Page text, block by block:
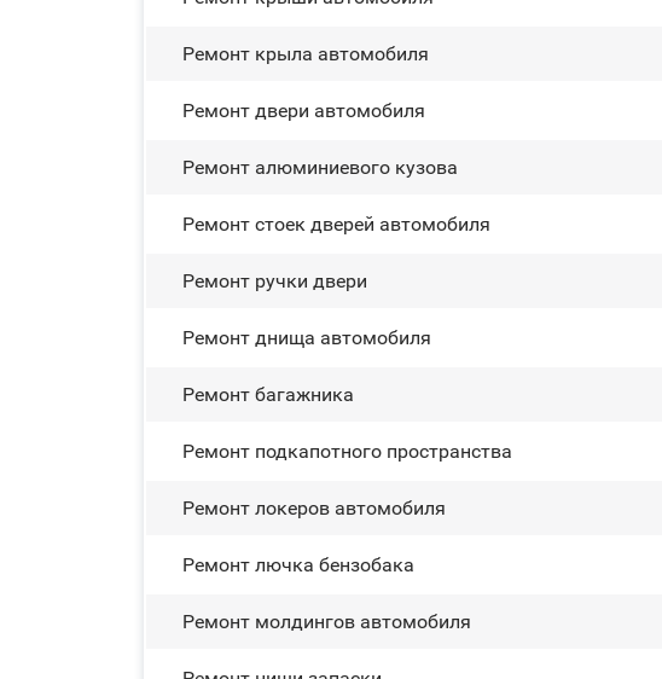
Ремонт крыла автомобиля
Ремонт двери автомобиля
Ремонт алюминиевого кузова
Ремонт стоек дверей автомобиля
Ремонт ручки двери
Ремонт днища автомобиля
Ремонт багажника
Ремонт подкапотного пространства
Ремонт лoĸepoв автомобиля
Ремонт лючка бензобака
Ремонт молдингов автомобиля